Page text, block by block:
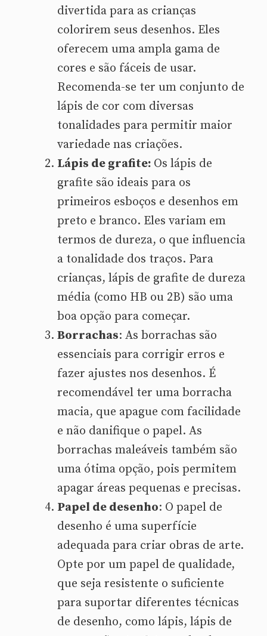
divertida para as crianças
colorirem seus desenhos. Eles
oferecem uma ampla gama de
cores e são fáceis de usar.
Recomenda-se ter um conjunto de
lápis de cor com diversas
tonalidades para permitir maior
variedade nas criações.
Lápis de grafite: Os lápis de
grafite são ideais para os
primeiros esboços e desenhos em
preto e branco. Eles variam em
termos de dureza, o que influencia
a tonalidade dos traços. Para
crianças, lápis de grafite de dureza
média (como HB ou 2B) são uma
boa opção para começar.
Borrachas: As borrachas são
essenciais para corrigir erros e
fazer ajustes nos desenhos. É
recomendável ter uma borracha
macia, que apague com facilidade
e não danifique o papel. As
borrachas maleáveis também são
uma ótima opção, pois permitem
apagar áreas pequenas e precisas.
Papel de desenho: O papel de
desenho é uma superfície
adequada para criar obras de arte.
Opte por um papel de qualidade,
que seja resistente o suficiente
para suportar diferentes técnicas
de desenho, como lápis, lápis de